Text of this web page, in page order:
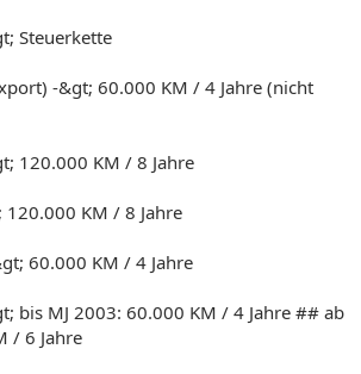
Steuerkette
-&gt; 60.000 KM / 4 Jahre (nicht
120.000 KM / 8 Jahre
120.000 KM / 8 Jahre
60.000 KM / 4 Jahre
bis MJ 2003: 60.000 KM / 4 Jahre ## ab
/ 6 Jahre